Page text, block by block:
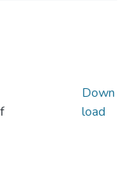
Down
load